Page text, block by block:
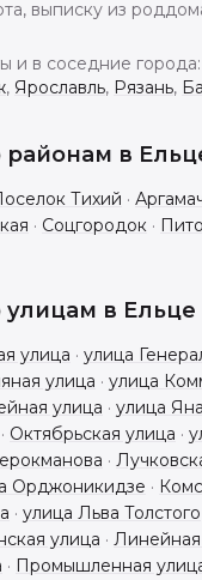
выписку из
и в соседние города:
, Ярославль, Рязань,
районам в
Тихий ·
· Соцгородок ·
улицам в Ельце
улица · улица
улица · улица
улица · улица
· Октябрьская улица ·
·
Орджоникидзе ·
· улица Льва Толстого
улица · Линейная
· Промышленная